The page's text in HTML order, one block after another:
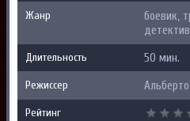
Жанр
боевик,
детектив
Длительность 50 мин.
Режиссер
Рейтинг